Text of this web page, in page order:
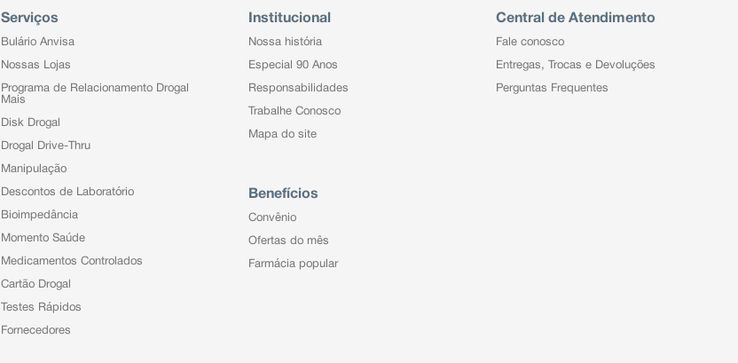
Serviços
Bulário Anvisa
Nossas Lojas
Programa de Relacionamento Drogal
Mais
Disk Drogal
Drogal Drive-Thru
Manipulação
Descontos de Laboratório
Bioimpedância
Momento Saúde
Medicamentos Controlados
Cartão Drogal
Testes Rápidos
Fornecedores
Institucional
Nossa história
Especial 90 Anos
Responsabilidades
Trabalhe Conosco
Mapa do site
Benefícios
Convênio
Ofertas do mês
Farmácia popular
Central de Atendimento
Fale conosco
Entregas, Trocas e Devoluções
Perguntas Frequentes